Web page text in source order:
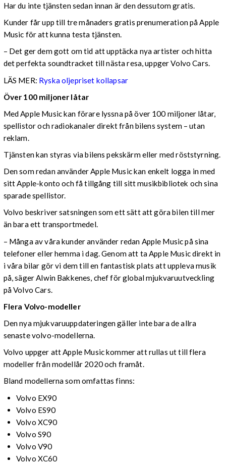
Har du inte tjänsten sedan innan är den dessutom gratis.
Kunder får upp till tre månaders gratis prenumeration på Apple
Music för att kunna testa tjänsten.
– Det ger dem gott om tid att upptäcka nya artister och hitta
det perfekta soundtracket till nästa resa, uppger Volvo Cars.
LÄS MER: Ryska oljepriset kollapsar
Över 100 miljoner låtar
Med Apple Music kan förare lyssna på över 100 miljoner låtar,
spellistor och radiokanaler direkt från bilens system – utan
reklam.
Tjänsten kan styras via bilens pekskärm eller med röststyrning.
Den som redan använder Apple Music kan enkelt logga in med
sitt Apple-konto och få tillgång till sitt musikbibliotek och sina
sparade spellistor.
Volvo beskriver satsningen som ett sätt att göra bilen till mer
än bara ett transportmedel.
– Många av våra kunder använder redan Apple Music på sina
telefoner eller hemma i dag. Genom att ta Apple Music direkt in
i våra bilar gör vi dem till en fantastisk plats att uppleva musik
på, säger Alwin Bakkenes, chef för global mjukvaruutveckling
på Volvo Cars.
Flera Volvo-modeller
Den nya mjukvaruuppdateringen gäller inte bara de allra
senaste volvo-modellerna.
Volvo uppger att Apple Music kommer att rullas ut till flera
modeller från modellår 2020 och framåt.
Bland modellerna som omfattas finns:
Volvo EX90
Volvo ES90
Volvo XC90
Volvo S90
Volvo V90
Volvo XC60